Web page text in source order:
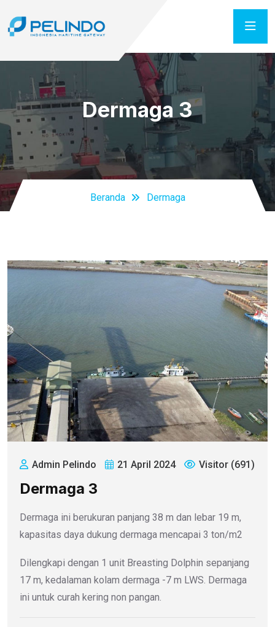
Dermaga 3
Beranda Dermaga
Admin Pelindo 21 April 2024 Visitor (691)
Dermaga 3
Dermaga ini berukuran panjang 38 m dan lebar 19 m,
kapasitas daya dukung dermaga mencapai 3 ton/m2
Dilengkapi dengan 1 unit Breasting Dolphin sepanjang
17 m, kedalaman kolam dermaga -7 m LWS. Dermaga
ini untuk curah kering non pangan.